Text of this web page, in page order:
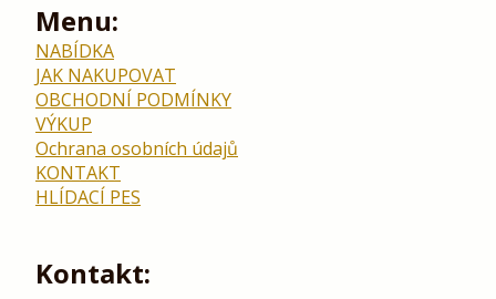
Menu:
NABÍDKA
JAK NAKUPOVAT
OBCHODNÍ PODMÍNKY
VÝKUP
Ochrana osobních údajů
KONTAKT
HLÍDACÍ PES
Kontakt: